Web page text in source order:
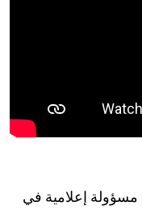
مسؤولة إعلامية في